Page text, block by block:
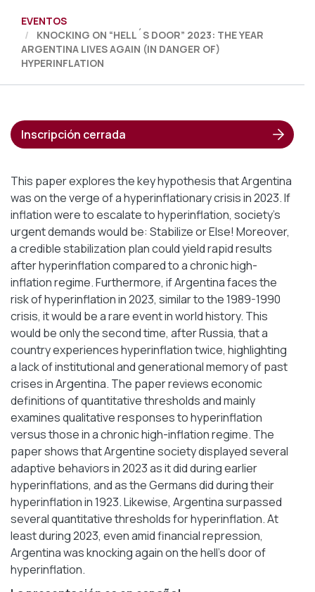
EVENTOS
KNOCKING ON “HELL´S DOOR” 2023: THE YEAR
ARGENTINA LIVES AGAIN (IN DANGER OF)
HYPERINFLATION
Inscripción cerrada
This paper explores the key hypothesis that Argentina
was on the verge of a hyperinflationary crisis in 2023. If
inflation were to escalate to hyperinflation, society's
urgent demands would be: Stabilize or Else! Moreover,
a credible stabilization plan could yield rapid results
after hyperinflation compared to a chronic high-
inflation regime. Furthermore, if Argentina faces the
risk of hyperinflation in 2023, similar to the 1989-1990
crisis, it would be a rare event in world history. This
would be only the second time, after Russia, that a
country experiences hyperinflation twice, highlighting
a lack of institutional and generational memory of past
crises in Argentina. The paper reviews economic
definitions of quantitative thresholds and mainly
examines qualitative responses to hyperinflation
versus those in a chronic high-inflation regime. The
paper shows that Argentine society displayed several
adaptive behaviors in 2023 as it did during earlier
hyperinflations, and as the Germans did during their
hyperinflation in 1923. Likewise, Argentina surpassed
several quantitative thresholds for hyperinflation. At
least during 2023, even amid financial repression,
Argentina was knocking again on the hell's door of
hyperinflation.